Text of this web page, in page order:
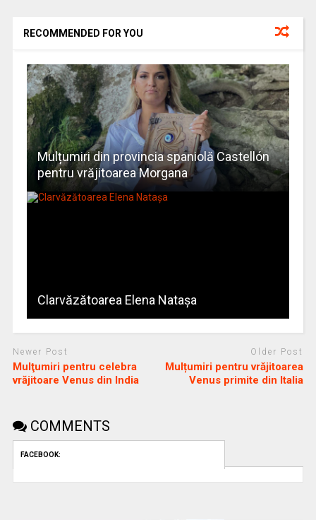
RECOMMENDED FOR YOU
Mulțumiri din provincia spaniolă Castellón
pentru vrăjitoarea Morgana
Clarvăzătoarea Elena Natașa
Newer Post
Mulţumiri pentru celebra
vrăjitoare Venus din India
Older Post
Mulțumiri pentru vrăjitoarea
Venus primite din Italia
COMMENTS
FACEBOOK: